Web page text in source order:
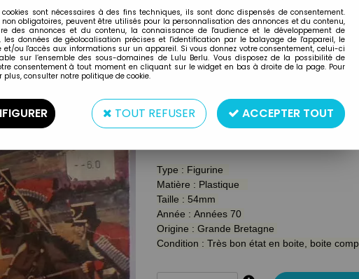
Timpo Toys
TIMPO ACTION PACKS!
PRUSSIENS CAVALERIE
49,99€TTC
Réf. :AR0042594
SERIEBattle of Waterloo
Type : Figurine
Matière : Plastique
Taille : 54mm
Année : Années 70
Origine : Grande Bretagne
Condition : Très bon état en boite, boite
cookies sont nécessaires à des fins techniques, ils sont donc dispensés de consentement.
non obligatoires, peuvent être utilisés pour la personnalisation des annonces et du contenu,
des annonces et du contenu, la connaissance de l'audience et le développement de
les données de géolocalisation précises et l'identification par le balayage de l'appareil, le
et/ou l'accès aux informations sur un appareil. Si vous donnez votre consentement, celui-ci
sur l’ensemble des sous-domaines de Lulu Berlu. Vous disposez de la possibilité de
consentement à tout moment en cliquant sur le widget en bas à droite de la page. Pour
plus, consulter notre politique de cookie.
TOUT REFUSER ACCEPTER TOUT